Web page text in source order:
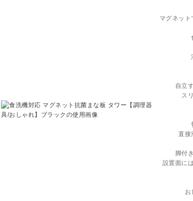
マグネット
自立
ス
直接
脚付
設置面に
お